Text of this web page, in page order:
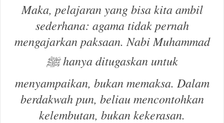
Maka, pelajaran yang bisa kita ambil
sederhana: agama tidak pernah
mengajarkan paksaan. Nabi Muhammad
ﷺ hanya ditugaskan untuk
menyampaikan, bukan memaksa. Dalam
berdakwah pun, beliau mencontohkan
kelembutan, bukan kekerasan.